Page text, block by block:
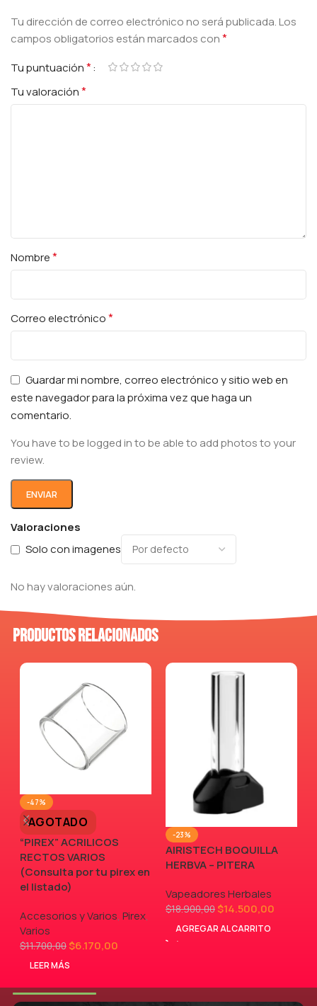
Valoraciones
Solo con imagenes
No hay valoraciones aún.
Tu dirección de correo electrónico no será publicada.Los
campos obligatorios están marcados con*
Tu puntuación*
Tu valoración*
Nombre*
Correo electrónico*
Guardar mi nombre, correo electrónico y sitio web en
este navegador para la próxima vez que haga un
comentario.
You have to be logged in to be able to add photos to your
review.
Productos relacionados
-47%
AGOTADO
“PIREX” ACRILICOS
RECTOS VARIOS
(Consulta por tu pirex en
el listado)
Accesorios y Varios, Pirex,
Varios
$11.700,00$6.170,00
LEER MÁS
-23%
AIRISTECH BOQUILLA
HERBVA – PITERA
Vapeadores Herbales
$18.900,00$14.500,00
AGREGAR AL CARRITO